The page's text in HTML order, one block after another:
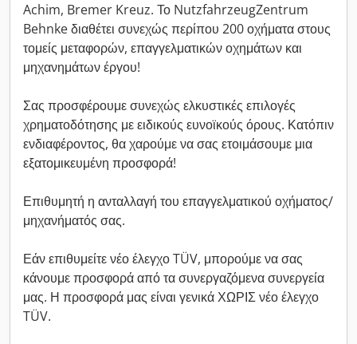
Achim, Bremer Kreuz. Το NutzfahrzeugZentrum
Behnke διαθέτει συνεχώς περίπου 200 οχήματα στους
τομείς μεταφορών, επαγγελματικών οχημάτων και
μηχανημάτων έργου!
Σας προσφέρουμε συνεχώς ελκυστικές επιλογές
χρηματοδότησης με ειδικούς ευνοϊκούς όρους. Κατόπιν
ενδιαφέροντος, θα χαρούμε να σας ετοιμάσουμε μια
εξατομικευμένη προσφορά!
Επιθυμητή η ανταλλαγή του επαγγελματικού οχήματος/
μηχανήματός σας.
Εάν επιθυμείτε νέο έλεγχο TÜV, μπορούμε να σας
κάνουμε προσφορά από τα συνεργαζόμενα συνεργεία
μας. Η προσφορά μας είναι γενικά ΧΩΡΙΣ νέο έλεγχο
TÜV.